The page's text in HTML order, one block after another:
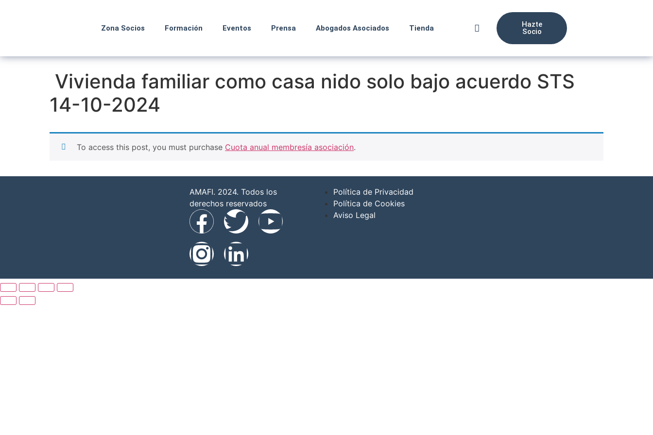
Zona Socios Formación Eventos Prensa Abogados Asociados Tienda
Hazte
Socio
Vivienda familiar como casa nido solo bajo acuerdo STS
14-10-2024
To access this post, you must purchase Cuota anual membresía asociación.
AMAFI. 2024. Todos los
derechos reservados
Política de Privacidad
Política de Cookies
Aviso Legal